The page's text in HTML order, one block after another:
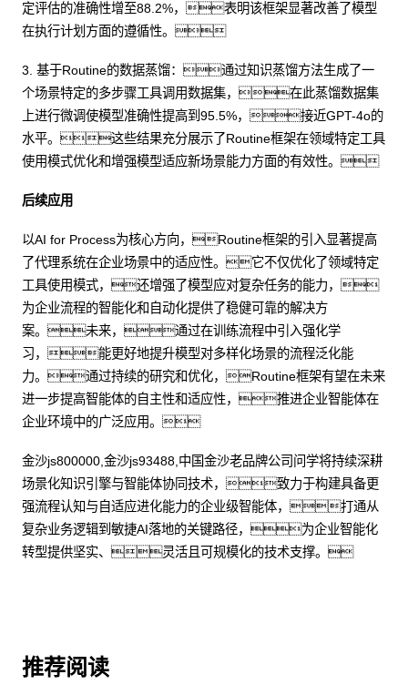
定评估的准确性增至88.2%，表明该框架显著改善了模型
在执行计划方面的遵循性。
3. 基于Routine的数据蒸馏：通过知识蒸馏方法生成了一
个场景特定的多步骤工具调用数据集，在此蒸馏数据集
上进行微调使模型准确性提高到95.5%，接近GPT-4o的
水平。这些结果充分展示了Routine框架在领域特定工具
使用模式优化和增强模型适应新场景能力方面的有效性。
后续应用
以AI for Process为核心方向，Routine框架的引入显著提高
了代理系统在企业场景中的适应性。它不仅优化了领域特定
工具使用模式，还增强了模型应对复杂任务的能力，
为企业流程的智能化和自动化提供了稳健可靠的解决方
案。未来，通过在训练流程中引入强化学
习，能更好地提升模型对多样化场景的流程泛化能
力。通过持续的研究和优化，Routine框架有望在未来
进一步提高智能体的自主性和适应性，推进企业智能体在
企业环境中的广泛应用。
金沙js800000,金沙js93488,中国金沙老品牌公司问学将持续深耕
场景化知识引擎与智能体协同技术，致力于构建具备更
强流程认知与自适应进化能力的企业级智能体，打通从
复杂业务逻辑到敏捷AI落地的关键路径，为企业智能化
转型提供坚实、灵活且可规模化的技术支撑。
推荐阅读